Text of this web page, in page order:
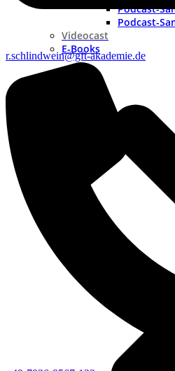
Podcast-
Podcast-
Videocast
E-Books
r.schlindwein@gft-akademie.de